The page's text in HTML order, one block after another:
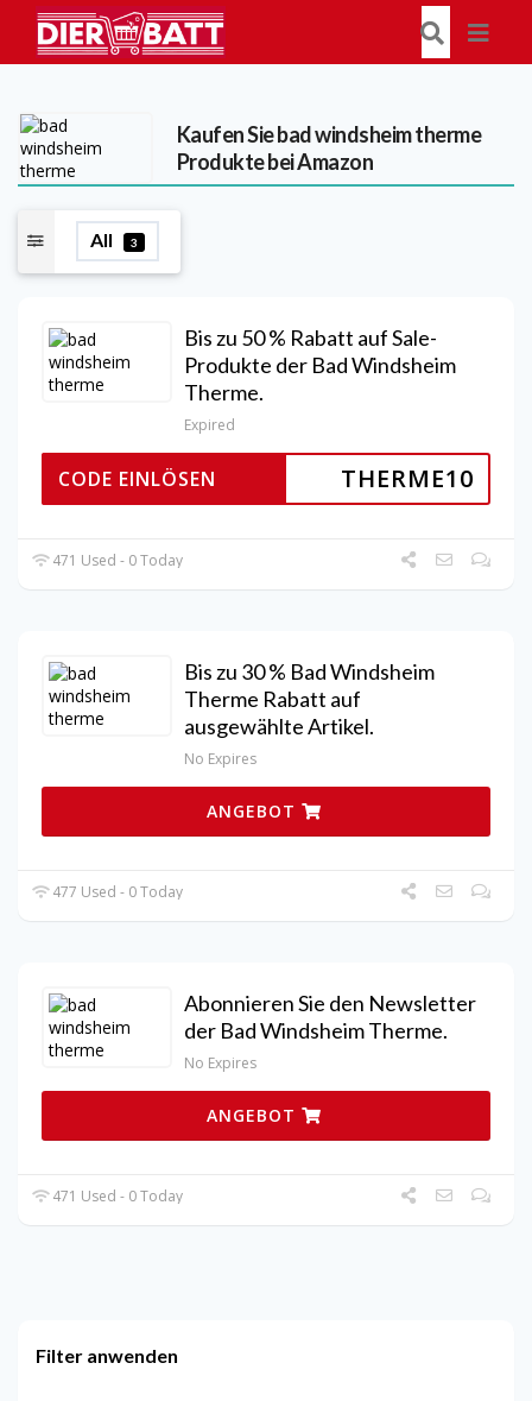
Kaufen Sie bad windsheim therme
Produkte bei Amazon
All 3
Bis zu 50 % Rabatt auf Sale-
Produkte der Bad Windsheim
Therme.
Expired
THERME10
CODE EINLÖSEN
471 Used - 0 Today
Bis zu 30 % Bad Windsheim
Therme Rabatt auf
ausgewählte Artikel.
No Expires
ANGEBOT
477 Used - 0 Today
Abonnieren Sie den Newsletter
der Bad Windsheim Therme.
No Expires
ANGEBOT
471 Used - 0 Today
Filter anwenden